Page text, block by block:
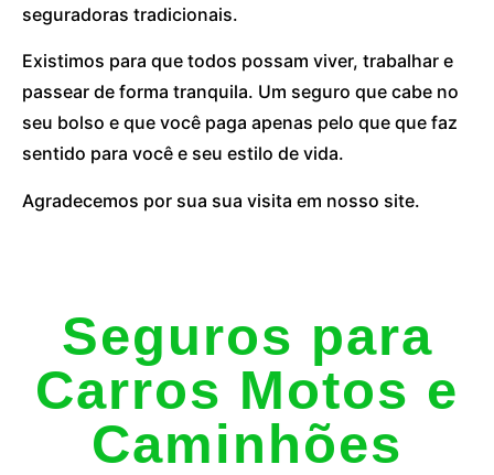
seguradoras tradicionais.
Existimos para que todos possam viver, trabalhar e
passear de forma tranquila. Um seguro que cabe no
seu bolso e que você paga apenas pelo que que faz
sentido para você e seu estilo de vida.
Agradecemos por sua sua visita em nosso site.
Seguros para
Carros Motos e
Caminhões